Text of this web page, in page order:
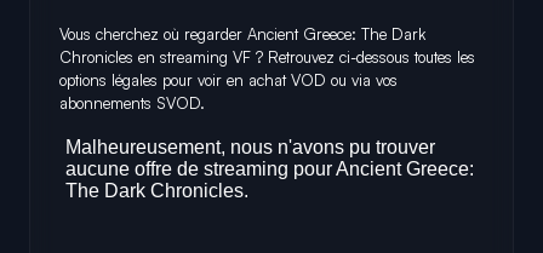
Vous cherchez où regarder Ancient Greece: The Dark
Chronicles en streaming VF ? Retrouvez ci-dessous toutes les
options légales pour voir en achat VOD ou via vos
abonnements SVOD.